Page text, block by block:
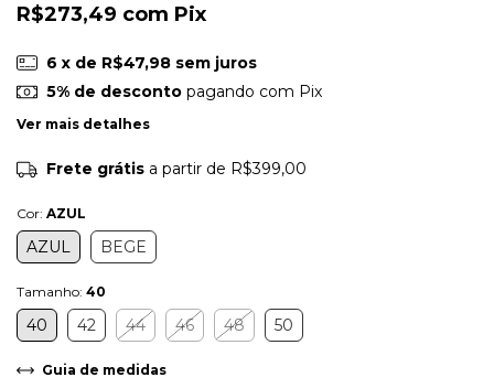
R$273,49 com Pix
6 x de R$47,98 sem juros
5% de descontopagando com Pix
Ver mais detalhes
Frete grátis a partir de R$399,00
Cor: AZUL
AZUL BEGE
Tamanho: 40
40 42 44 46 48 50
Guia de medidas